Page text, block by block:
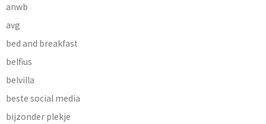
anwb
avg
bed and breakfast
belfius
belvilla
beste social media
bijzonder plekje